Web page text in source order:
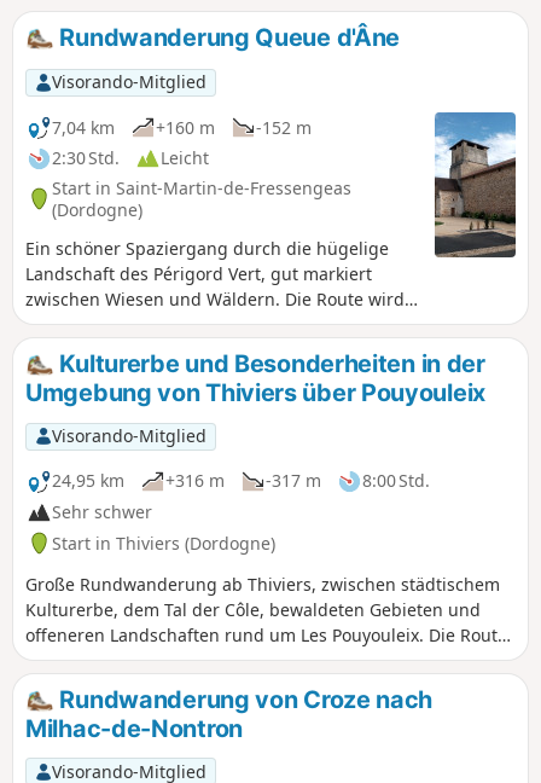
Chemin“ sehr gut ausgeschildert ist.
Rundwanderung Queue d'Âne
Visorando-Mitglied
7,04 km
+160 m
-152 m
2:30 Std.
Leicht
Start in Saint-Martin-de-Fressengeas
(Dordogne)
Ein schöner Spaziergang durch die hügelige
Landschaft des Périgord Vert, gut markiert
zwischen Wiesen und Wäldern. Die Route wird
vom lokalen Verein „Amis Chemin”
vorgeschlagen und gepflegt.
Kulturerbe und Besonderheiten in der
Umgebung von Thiviers über Pouyouleix
Visorando-Mitglied
24,95 km
+316 m -317 m
8:00 Std.
Sehr schwer
Start in Thiviers (Dordogne)
Große Rundwanderung ab Thiviers, zwischen städtischem
Kulturerbe, dem Tal der Côle, bewaldeten Gebieten und
offeneren Landschaften rund um Les Pouyouleix. Die Route
ermöglicht es, verschiedene Facetten der Gemeinde zu
entdecken: die Altstadt, die Umgebung des Bahnhofs, die
Ufer der Côle, das Arboretum von Les Pouyouleix und das
alte Thiviers.
Rundwanderung von Croze nach
Milhac-de-Nontron
Visorando-Mitglied